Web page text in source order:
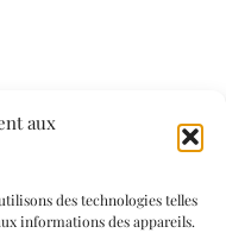
aux
des technologies telles
informations des appareils.
site